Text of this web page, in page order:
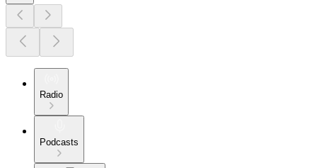
Radio
Podcasts